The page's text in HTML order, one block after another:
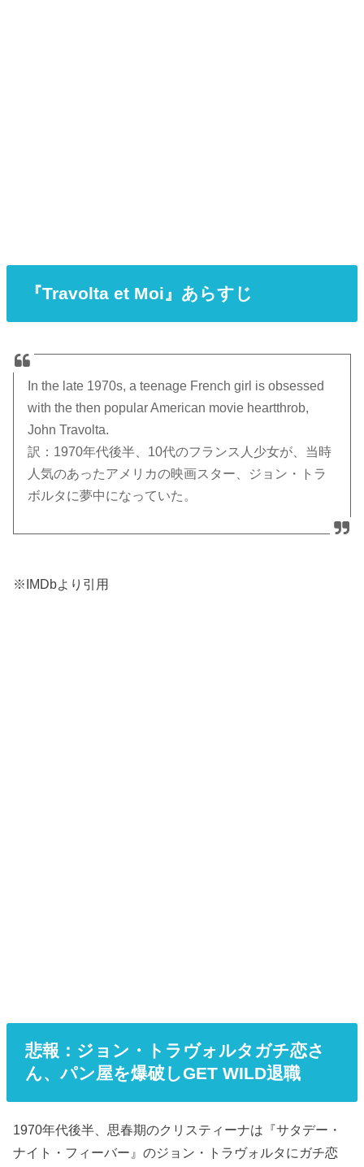
『Travolta et Moi』あらすじ
In the late 1970s, a teenage French girl is obsessed
with the then popular American movie heartthrob,
John Travolta.
訳：1970年代後半、10代のフランス人少女が、当時
人気のあったアメリカの映画スター、ジョン・トラ
ボルタに夢中になっていた。
※IMDbより引用
悲報：ジョン・トラヴォルタガチ恋さ
ん、パン屋を爆破しGET WILD退職
1970年代後半、思春期のクリスティーナは『サタデー・
ナイト・フィーバー』のジョン・トラヴォルタにガチ恋